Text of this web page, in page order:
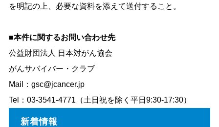
を明記の上、必要な資料を添えて送付すること。
■本件に関するお問い合わせ先
公益財団法人 日本対がん協会
がんサバイバー・クラブ
Mail：gsc@jcancer.jp
Tel：03-3541-4771（土日祝を除く平日9:30-17:30）
新着情報